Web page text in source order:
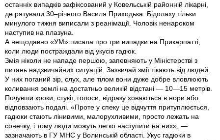
останніх випадків зафіксований у Ковельській районній лікарні,
де рятували 30–річного Василя Приходька. Бідолаху тільки
минулого тижня виписали з реанімації. Чоловік ненароком
наступив на плазуна.
А нещодавно «УМ» писала про три випадки на Прикарпатті,
коли люди постраждали від укусів гадюк.
Змія ніколи не нападе першою, запевняють у Міністерстві з
питань надзвичайних ситуацій. Зазвичай змії тікають від людей.
У них поганий зір, слух, але тілом вони дуже добре вловлюють
коливання землі на достатньо великій відстані — 10—15 метрів.
Почувши кроки, стукіт, голоси, відразу ховаються в нори або
відповзають подалі. «Проте у спеку це відчуття притуплюється,
гадюки стають лінивими, малорухливими, просто лежать на
сонечку, і тому люди можуть легко наступити на них», —
зазначають в ГУ МНС у Волинській області. Укус гадюки в